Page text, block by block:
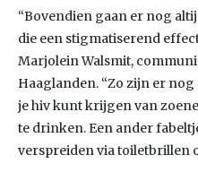
“Bovendien gaan er nog
die een stigmatiserend
Marjolein Walsmit,
Haaglanden. “Zo zijn er
je hiv kunt krijgen van
te drinken. Een ander
verspreiden via toiletbrillen